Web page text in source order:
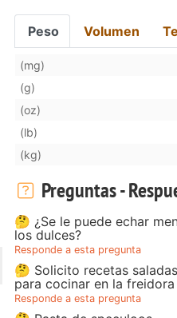
Peso Volumen
(mg)
(g)
(oz)
(lb)
(kg)
Preguntas -
🤔 ¿Se le puede echar
los dulces?
Responde a esta pregunta
🤔 Solicito recetas
para cocinar en la freidora
Responde a esta pregunta